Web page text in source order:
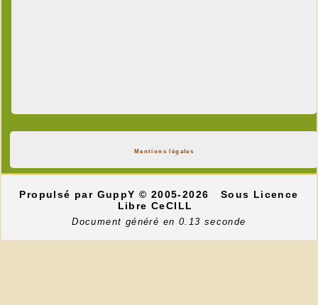
Mentions légales
Propulsé par GuppY© 2005-2026
Sous Licence
Libre CeCILL
Document généré en 0.13 seconde